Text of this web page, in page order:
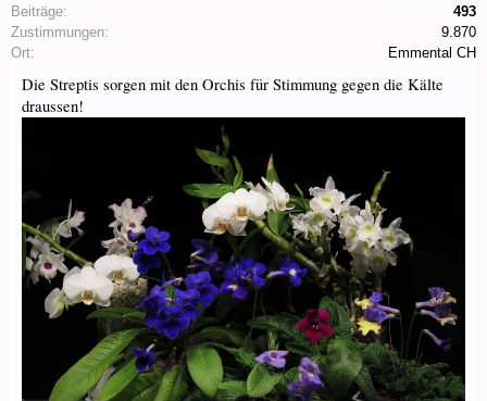
Beiträge:
493
Zustimmungen:
9.870
Ort:
Emmental CH
Die Streptis sorgen mit den Orchis für Stimmung gegen die Kälte
draussen!